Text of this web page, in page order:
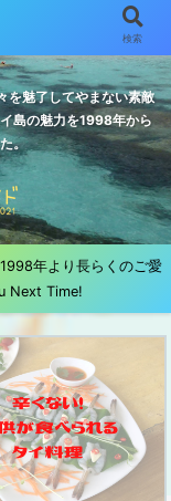
を魅了してやまない素敵
島の魅力を1998年から
。
年より長らくのご愛
Next Time!
検索